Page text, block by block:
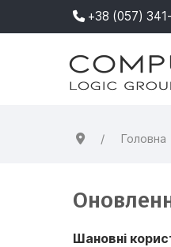
+38 (057)
Головна
Шановні